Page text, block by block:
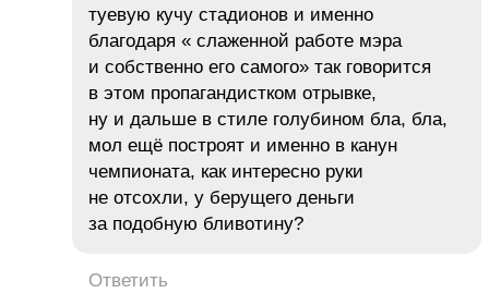
туевую кучу стадионов и именно
благодаря « слаженной работе мэра
и собственно его самого» так говорится
в этом пропагандистком отрывке,
ну и дальше в стиле голубином бла, бла,
мол ещё построят и именно в канун
чемпионата, как интересно руки
не отсохли, у берущего деньги
за подобную бливотину?
Ответить